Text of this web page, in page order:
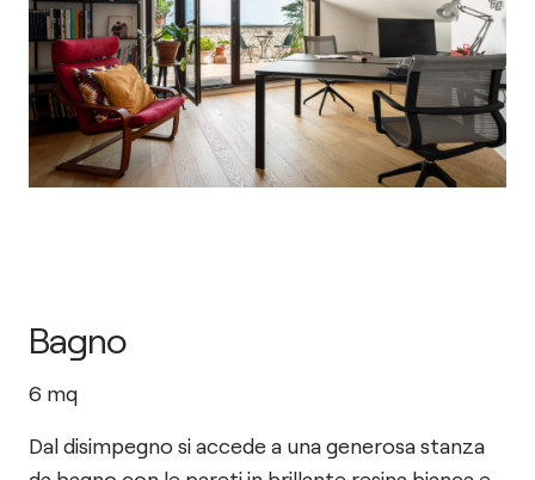
Bagno
6 mq
Dal disimpegno si accede a una generosa stanza